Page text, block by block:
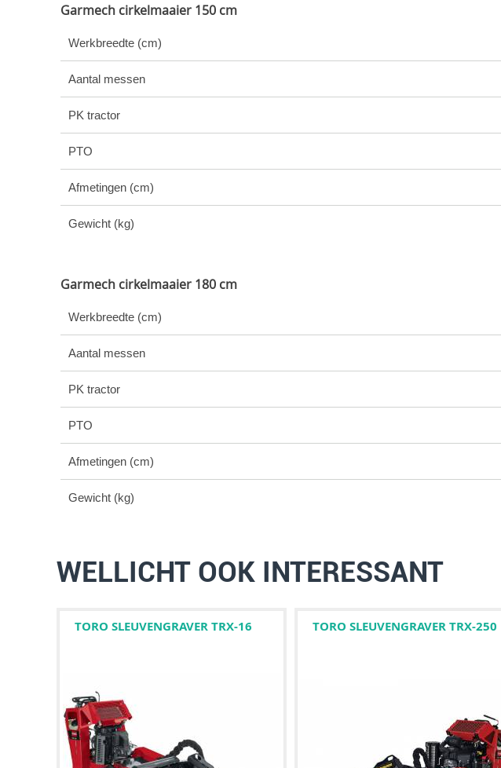
Garmech cirkelmaaier 150 cm
Werkbreedte (cm)
Aantal messen
PK tractor
PTO
Afmetingen (cm)
Gewicht (kg)
Garmech cirkelmaaier 180 cm
Werkbreedte (cm)
Aantal messen
PK tractor
PTO
Afmetingen (cm)
Gewicht (kg)
WELLICHT OOK INTERESSANT
TORO SLEUVENGRAVER TRX-16 TORO SLEUVENGRAVER TRX-250